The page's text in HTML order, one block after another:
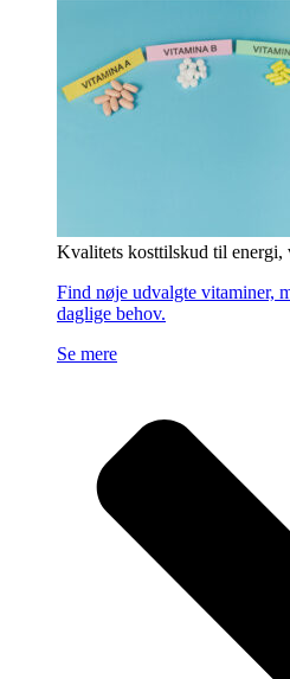
Kvalitets kosttilskud til energi,
Find nøje udvalgte vitaminer,
daglige behov.
Se mere